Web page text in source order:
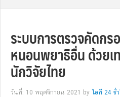
ระบบการตรวจคัดกร
หนอนพยาธิอื่น ด้วยเ
นักวิจัยไทย
วันที่: 10 พฤศจิกายน 2021 by ไอที 24 ชั่ว